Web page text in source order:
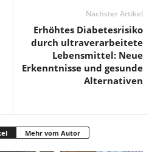
Nächster Artikel
Erhöhtes Diabetesrisiko
durch ultraverarbeitete
Lebensmittel: Neue
Erkenntnisse und gesunde
Alternativen
Mehr vom Autor